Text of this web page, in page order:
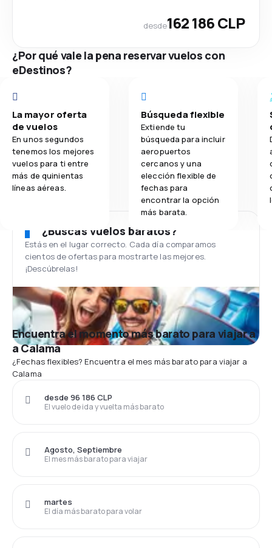
desde162 186 CLP
¿Por qué vale la pena reservar vuelos con
eDestinos?
La mayor oferta
de vuelos
En unos segundos
tenemos los mejores
vuelos para ti entre
más de quinientas
líneas aéreas.
Búsqueda flexible
Extiende tu
búsqueda para incluir
aeropuertos
cercanos y una
elección flexible de
fechas para
encontrar la opción
más barata.
¿Buscas vuelos baratos?
Estás en el lugar correcto. Cada día comparamos
cientos de ofertas para mostrarte las mejores.
¡Descúbrelas!
Encuentra el momento más barato para viajar a
a Calama
¿Fechas flexibles? Encuentra el mes más barato para viajar a
Calama
El vuelo de ida y vuelta más barato
desde 96 186 CLP
El mes más barato para viajar
Agosto, Septiembre
El día más barato para volar
martes